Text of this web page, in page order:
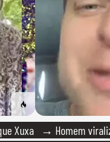
Xuxa
→ Homem